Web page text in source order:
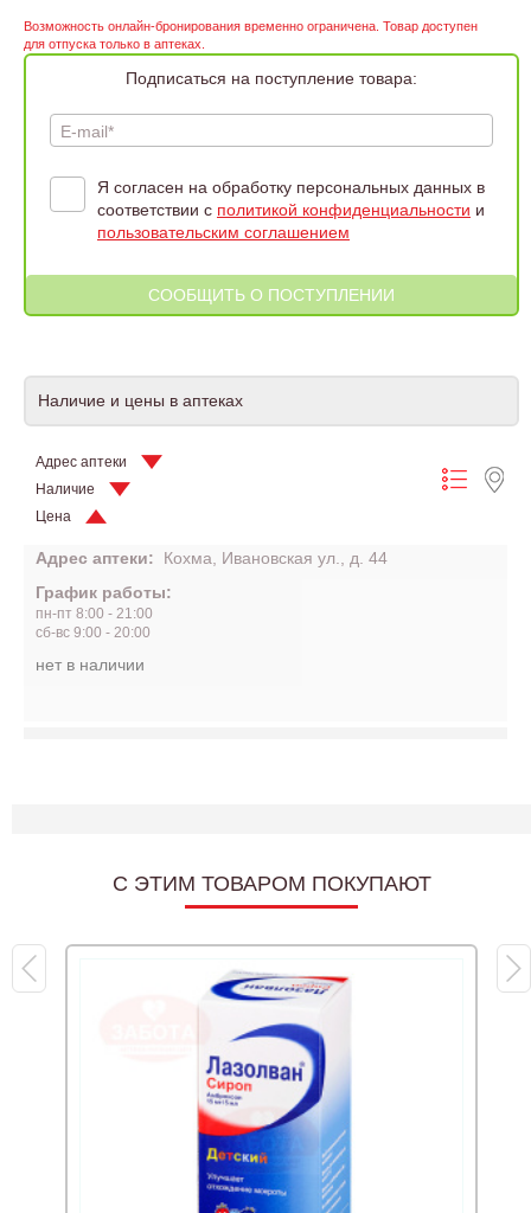
Возможность онлайн-бронирования временно ограничена. Товар доступен
для отпуска только в аптеках.
Подписаться на поступление товара:
E-mail*
Я согласен на обработку персональных данных в
соответствии с политикой конфиденциальности и
пользовательским соглашением
Наличие и цены в аптеках
Адрес аптеки
Наличие
Цена
Адрес аптеки:
Кохма, Ивановская ул., д. 44
График работы:
пн-пт 8:00 - 21:00
сб-вс 9:00 - 20:00
нет в наличии
C ЭТИМ ТОВАРОМ ПОКУПАЮТ